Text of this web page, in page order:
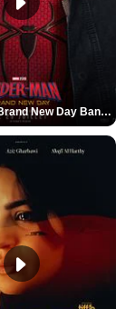
Spider-Man: Brand New Day Bande-annonce VO STFR